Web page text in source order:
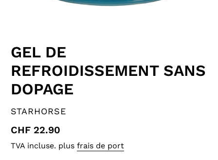
GEL DE
REFROIDISSEMENT SANS
DOPAGE
VENDEUR
STARHORSE
Prix
normal
CHF 22.90
TVA incluse. plus frais de port